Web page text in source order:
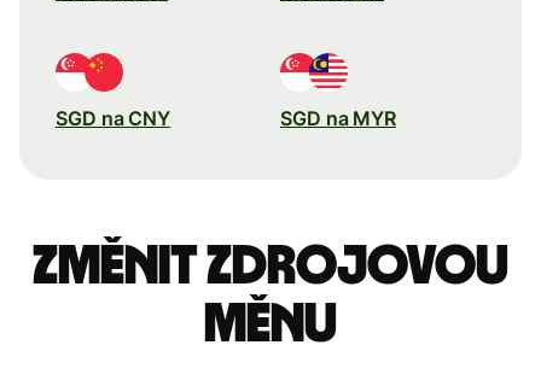
SGD na CNY SGD na MYR
Změnit zdrojovou
měnu